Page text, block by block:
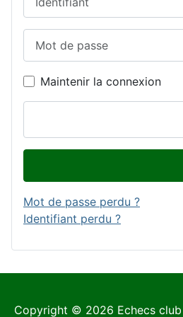
Maintenir la connexion
Mot de passe perdu ?
Identifiant perdu ?
Copyright © 2026 Echecs